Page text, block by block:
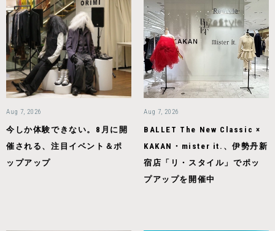
Aug 7, 2026
今しか体験できない。8月に開
催される、注目イベント＆ポ
ップアップ
Aug 7, 2026
BALLET The New Classic ×
KAKAN・mister it.、伊勢丹新
宿店「リ・スタイル」でポッ
プアップを開催中